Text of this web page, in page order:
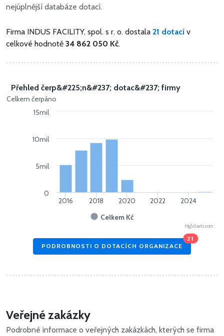
nejúplnější databáze dotací.
Firma INDUS FACILITY, spol. s r. o. dostala 21 dotací v
celkové hodnotě 34 862 050 Kč.
Celkem čerpáno
Přehled čerp&#225;n&#237; dotac&#237; firmy
Celkem Kč
2016 2018 2020 2022 2024
0
5mil
10mil
15mil
Highcharts.com
PODROBNOSTI O DOTACÍCH ORGANIZACE
21
Veřejné zakázky
Podrobné informace o veřejných zakázkách, kterých se firma